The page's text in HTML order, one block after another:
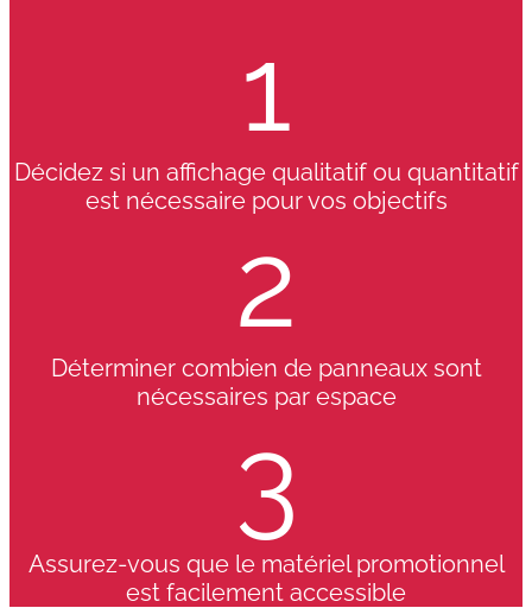
1
Décidez si un affichage qualitatif ou quantitatif
est nécessaire pour vos objectifs
2
Déterminer combien de panneaux sont
nécessaires par espace
3
Assurez-vous que le matériel promotionnel
est facilement accessible